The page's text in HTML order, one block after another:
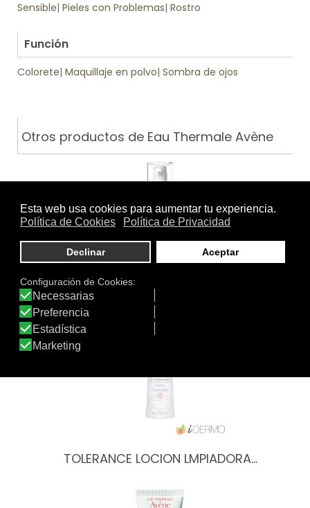
Sensible| Pieles con Problemas| Rostro
Función
Colorete| Maquillaje en polvo| Sombra de ojos
Otros productos de Eau Thermale Avène
TOLERANCE LOCION LMPIADORA…